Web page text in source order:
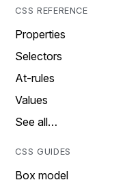
CSS REFERENCE
Properties
Selectors
At-rules
Values
See all…
CSS GUIDES
Box model